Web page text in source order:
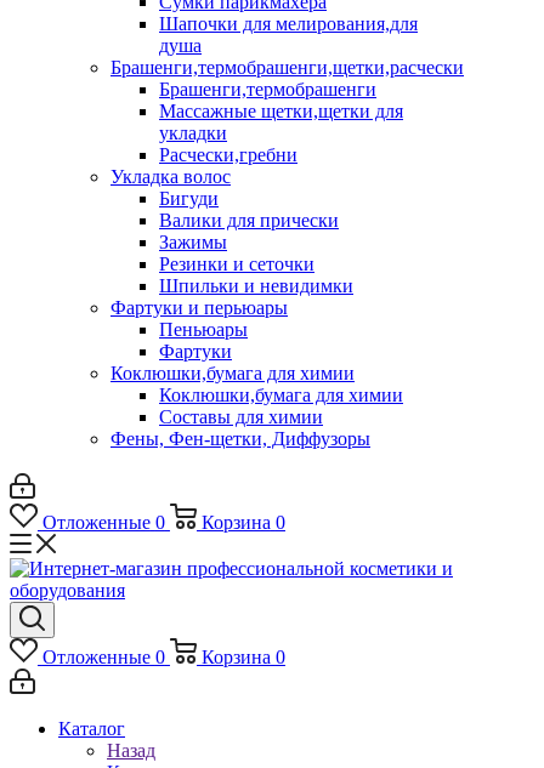
Шапочки для мелирования,для
душа
Брашенги,термобрашенги,щетки,расчески
Брашенги,термобрашенги
Массажные щетки,щетки для
укладки
Расчески,гребни
Укладка волос
Бигуди
Валики для прически
Зажимы
Резинки и сеточки
Шпильки и невидимки
Фартуки и перьюары
Пеньюары
Фартуки
Коклюшки,бумага для химии
Коклюшки,бумага для химии
Составы для химии
Фены, Фен-щетки, Диффузоры
Отложенные 0 Корзина 0
Отложенные 0 Корзина 0
Каталог
Назад